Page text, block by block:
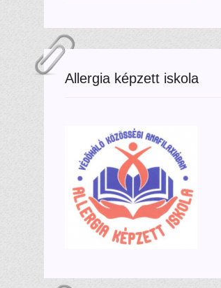
Allergia képzett iskola